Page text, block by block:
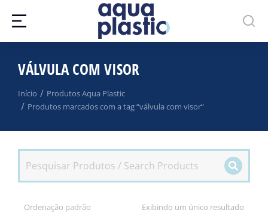
VÁLVULA COM VISOR
Você está aqui:
Início
Produtos Aqua Plastic
Produtos marcados com a tag “válvula com visor”
Exibindo um único resultado